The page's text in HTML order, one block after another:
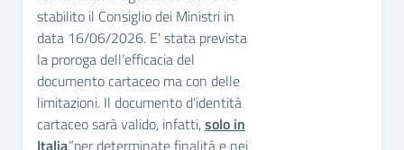
stabilito il Consiglio dei Ministri in
data 16/06/2026. E' stata prevista
la proroga dell’efficacia del
documento cartaceo ma con delle
limitazioni. Il documento d'identità
cartaceo sarà valido, infatti,solo in
Italia,“per determinate finalità e nei